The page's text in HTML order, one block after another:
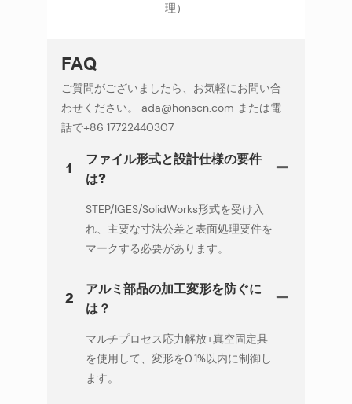
理）
FAQ
ご質問がございましたら、お気軽にお問い合
わせください。 ada@honscn.com または電
話で+86 17722440307
1
ファイル形式と設計仕様の要件
は?
STEP/IGES/SolidWorks形式を受け入
れ、主要な寸法公差と表面処理要件を
マークする必要があります。
2
アルミ部品の加工変形を防ぐに
は？
マルチプロセス応力解放+真空固定具
を使用して、変形を0.1%以内に制御し
ます。